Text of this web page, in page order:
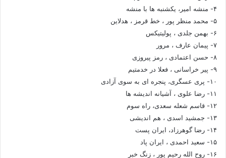
۴- منشه امیر، یکشنبه ها با منشه
۵- محمد منظر پور ، خط قرمز ، هدلاین
۶- بهمن جلدی ، پولیتیکس
۷- پیمان عارف ، مرور
۸- حسن اعتمادی ، رمز پیروزی
۹- پیر خراسانی ، فعلا در خدمتیم
۱۰- پری عسگری، پنجره ای به سوی آزادی
۱۱- رضا علوی ، آشیانه اندیشه ها
۱۲- قاسم شعله سعدی، راه سوم
۱۳- جمشید اسدی ، هم اندیشی
۱۴- رضا گوهرزاد، ایران پست
۱۵- سعید احمدی ، ایران پاد
۱۶- روح الله رحیم پور ، زنگ خبر